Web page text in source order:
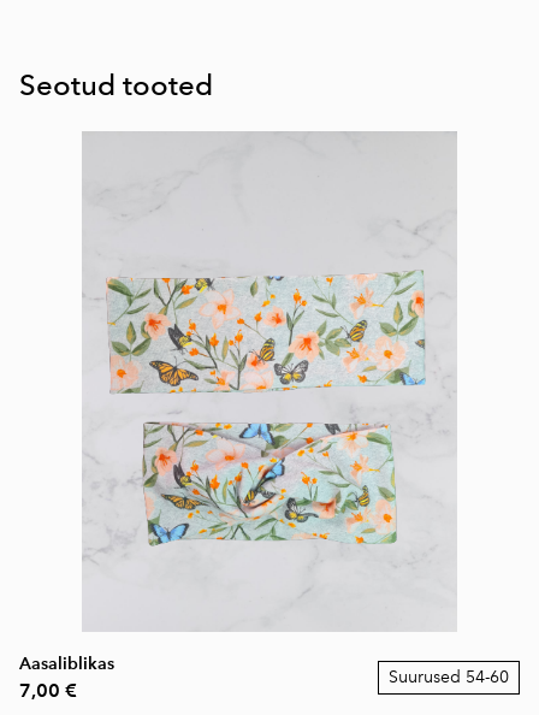
Seotud tooted
Aasaliblikas
7,00 €
Suurused 54-60